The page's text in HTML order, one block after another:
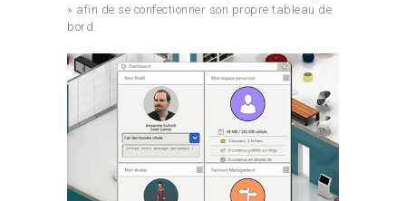
» afin de se confectionner son propre tableau de
bord.